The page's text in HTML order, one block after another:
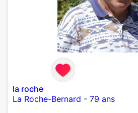
la roche
La Roche-Bernard - 79 ans